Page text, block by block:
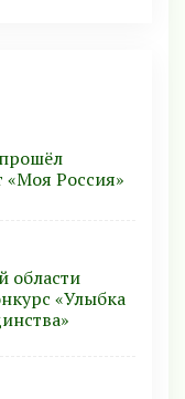
«Моя Россия»
области
«Улыбка